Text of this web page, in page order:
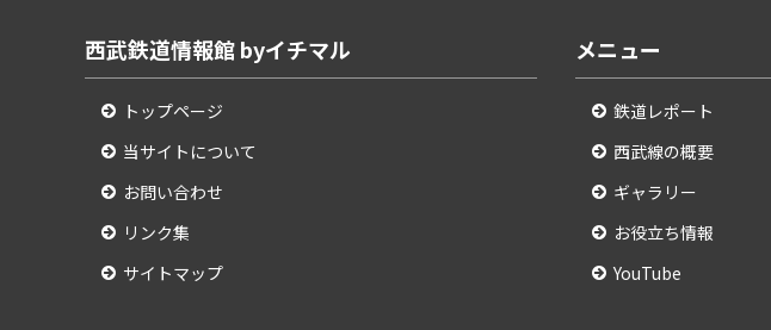
西武鉄道情報館 byイチマル
トップページ
当サイトについて
お問い合わせ
リンク集
サイトマップ
メニュー
鉄道レポート
西武線の概要
ギャラリー
お役立ち情報
YouTube